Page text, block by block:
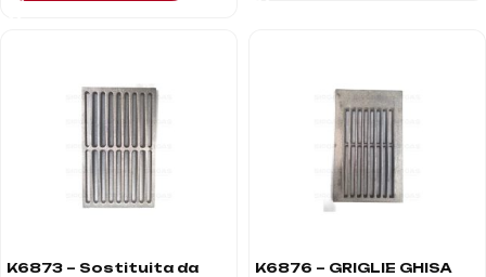
K6873 – Sostituita da K6876 – GRIGLIE GHISA